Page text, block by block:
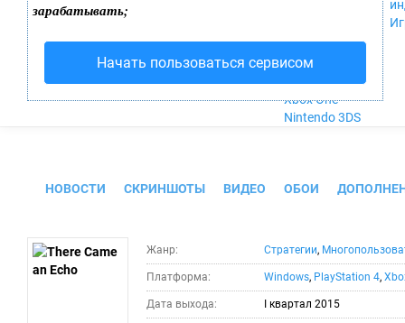
зарабатывать;
Начать пользоваться сервисом
Mobile
Nintendo Wii U
PlayStation 4
Xbox One
Nintendo 3DS
НОВОСТИ СКРИНШОТЫ ВИДЕО ОБОИ
Жанр: Стратегии,
Платформа: Windows, PlayStation 4,
Дата выхода: I квартал 2015